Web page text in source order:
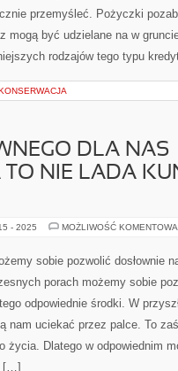
nim. Również jedna jak
korzystne, ale jak
pożyczki sprawę wypada
nadzwyczaj rozmaite formy
Jednym z
TO NIE LADA
- 2025 MOŻLIWOŚĆ
W dzisiejszych czasach
dosłownie na wszystko,